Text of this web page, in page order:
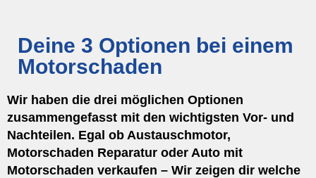
Deine 3 Optionen bei einem
Motorschaden
Wir haben die drei möglichen Optionen
zusammengefasst mit den wichtigsten Vor- und
Nachteilen. Egal ob Austauschmotor,
Motorschaden Reparatur oder Auto mit
Motorschaden verkaufen – Wir zeigen dir welche